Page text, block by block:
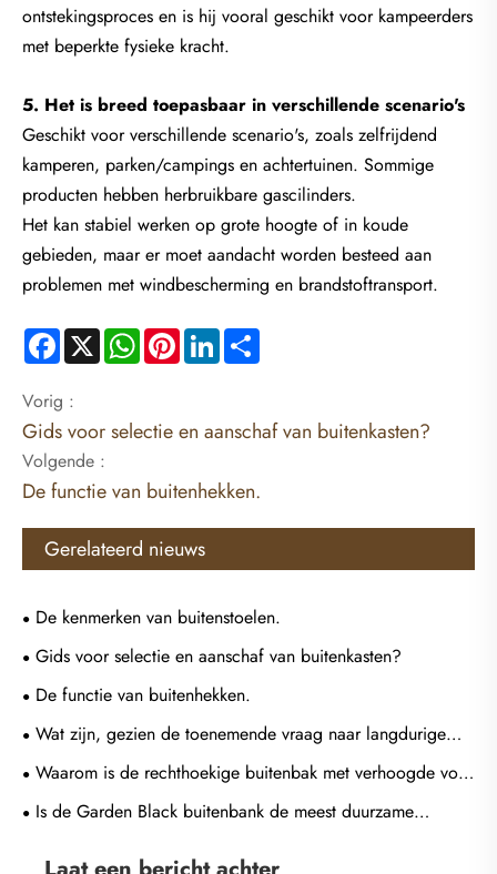
ontstekingsproces en is hij vooral geschikt voor kampeerders
met beperkte fysieke kracht.
5. Het is breed toepasbaar in verschillende scenario's
Geschikt voor verschillende scenario's, zoals zelfrijdend
kamperen, parken/campings en achtertuinen. Sommige
producten hebben herbruikbare gascilinders.
Het kan stabiel werken op grote hoogte of in koude
gebieden, maar er moet aandacht worden besteed aan
problemen met windbescherming en brandstoftransport.
Facebook
X WhatsApp
PinterestLinkedIn
Vorig :
Gids voor selectie en aanschaf van buitenkasten?
Volgende :
De functie van buitenhekken.
Gerelateerd nieuws
De kenmerken van buitenstoelen.
Gids voor selectie en aanschaf van buitenkasten?
De functie van buitenhekken.
Wat zijn, gezien de toenemende vraag naar langdurige
landschapsarchitectuur in buitentuinen, de belangrijkste
voordelen van weerbestendige metalen hekken?
Waarom is de rechthoekige buitenbak met verhoogde voet
de perfecte keuze voor modern landschapsontwerp?
Is de Garden Black buitenbank de meest duurzame
verkeer?